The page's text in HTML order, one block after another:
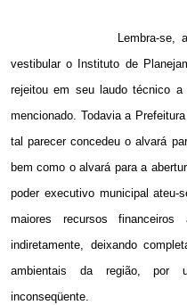
Lembra-se,
vestibular o Instituto de
rejeitou em seu laudo técnico a
mencionado. Todavia a
tal parecer concedeu o alvará
bem como o alvará para a
poder executivo municipal
maiores recursos
indiretamente, deixando
ambientais da região, por
inconseqüente.